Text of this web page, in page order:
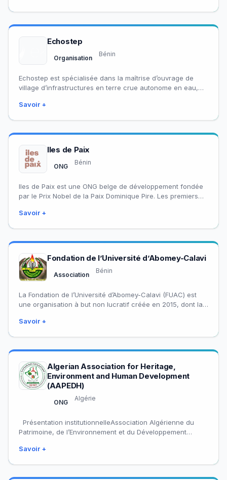
Echostep
Organisation
Bénin
Echostep est spécialisée dans la maîtrise d’ouvrage de
village d’infrastructures en terre crue autonome en eau,
Savoir +
Iles de Paix
ONG
Bénin
Iles de Paix est une ONG belge de développement fondée
par le Prix Nobel de la Paix Dominique Pire. Les premiers
Savoir +
Fondation de l’Université d’Abomey-Calavi
Association
Bénin
La Fondation de l’Université d’Abomey-Calavi (FUAC) est
une organisation à but non lucratif créée en 2015, dont la
Savoir +
Algerian Association for Heritage,
Environment and Human Development
(AAPEDH)
ONG
Algérie
Présentation institutionnelleAssociation Algérienne du
Patrimoine, de l’Environnement et du Développement
l’Environnement et du Développement Humain (AAPEDH)…
Savoir +